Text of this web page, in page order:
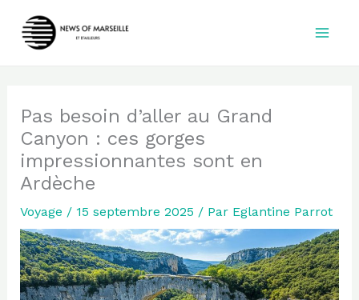
Pas besoin d’aller au Grand
Canyon : ces gorges
impressionnantes sont en
Ardèche
Voyage / 15 septembre 2025 / Par Eglantine Parrot